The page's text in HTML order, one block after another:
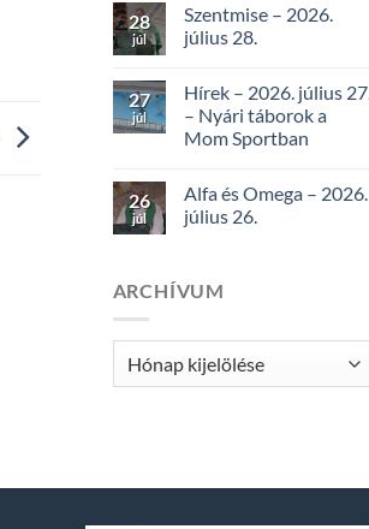
28
júl
Szentmise – 2026.
július 28.
27
júl
Hírek – 2026. július 27.
– Nyári táborok a
Mom Sportban
26
júl
Alfa és Omega – 2026.
július 26.
ARCHÍVUM
Archívum